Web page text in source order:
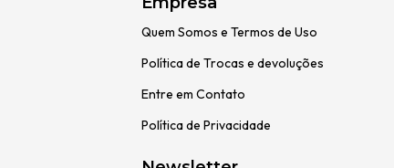
Quem Somos e Termos de Uso
Política de Trocas e devoluções
Entre em Contato
Política de Privacidade